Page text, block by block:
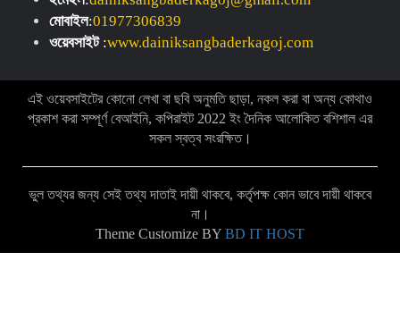
মোবাইল:01977306839
ওয়েবসাইট :www.dainiksangbaderkagoj.com
এই ওয়েবসাইটের কোনো লেখা বা ছবি অনুমতি ছাড়া, নকল করা বা অন্য কোথাও
প্রকাশ করা সম্পূর্ণ বেআইনি, কপিরাইট 2022 ইং দৈনিক আলোকিত বশিশাল এর
সকল স্বত্ব সংরক্ষিত।
ভুল তথ্যর জন্য সেই তথ্য দাতাই দায়ী থাকবে, কর্তৃপক্ষ কোন ভাবে দায়ী থাকবে
না।
Theme Customize BY BD IT HOST